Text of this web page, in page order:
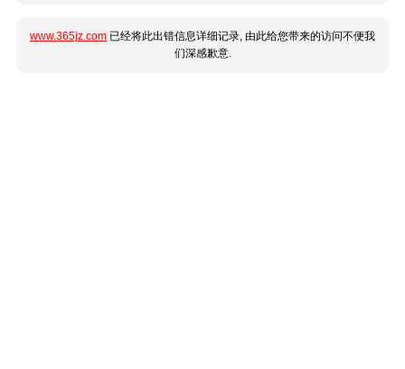
www.365jz.com 已经将此出错信息详细记录, 由此给您带来的访问不便我
们深感歉意.